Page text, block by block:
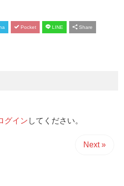
Pocket LINE Share
グイン してください。
Next »